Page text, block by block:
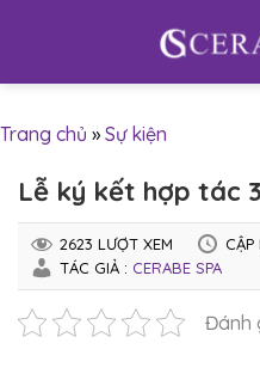
Trang chủ » Sự kiện
Lễ ký kết hợp tác
2623 LƯỢT XEM CẬP
TÁC GIẢ : CERABE SPA
Đánh